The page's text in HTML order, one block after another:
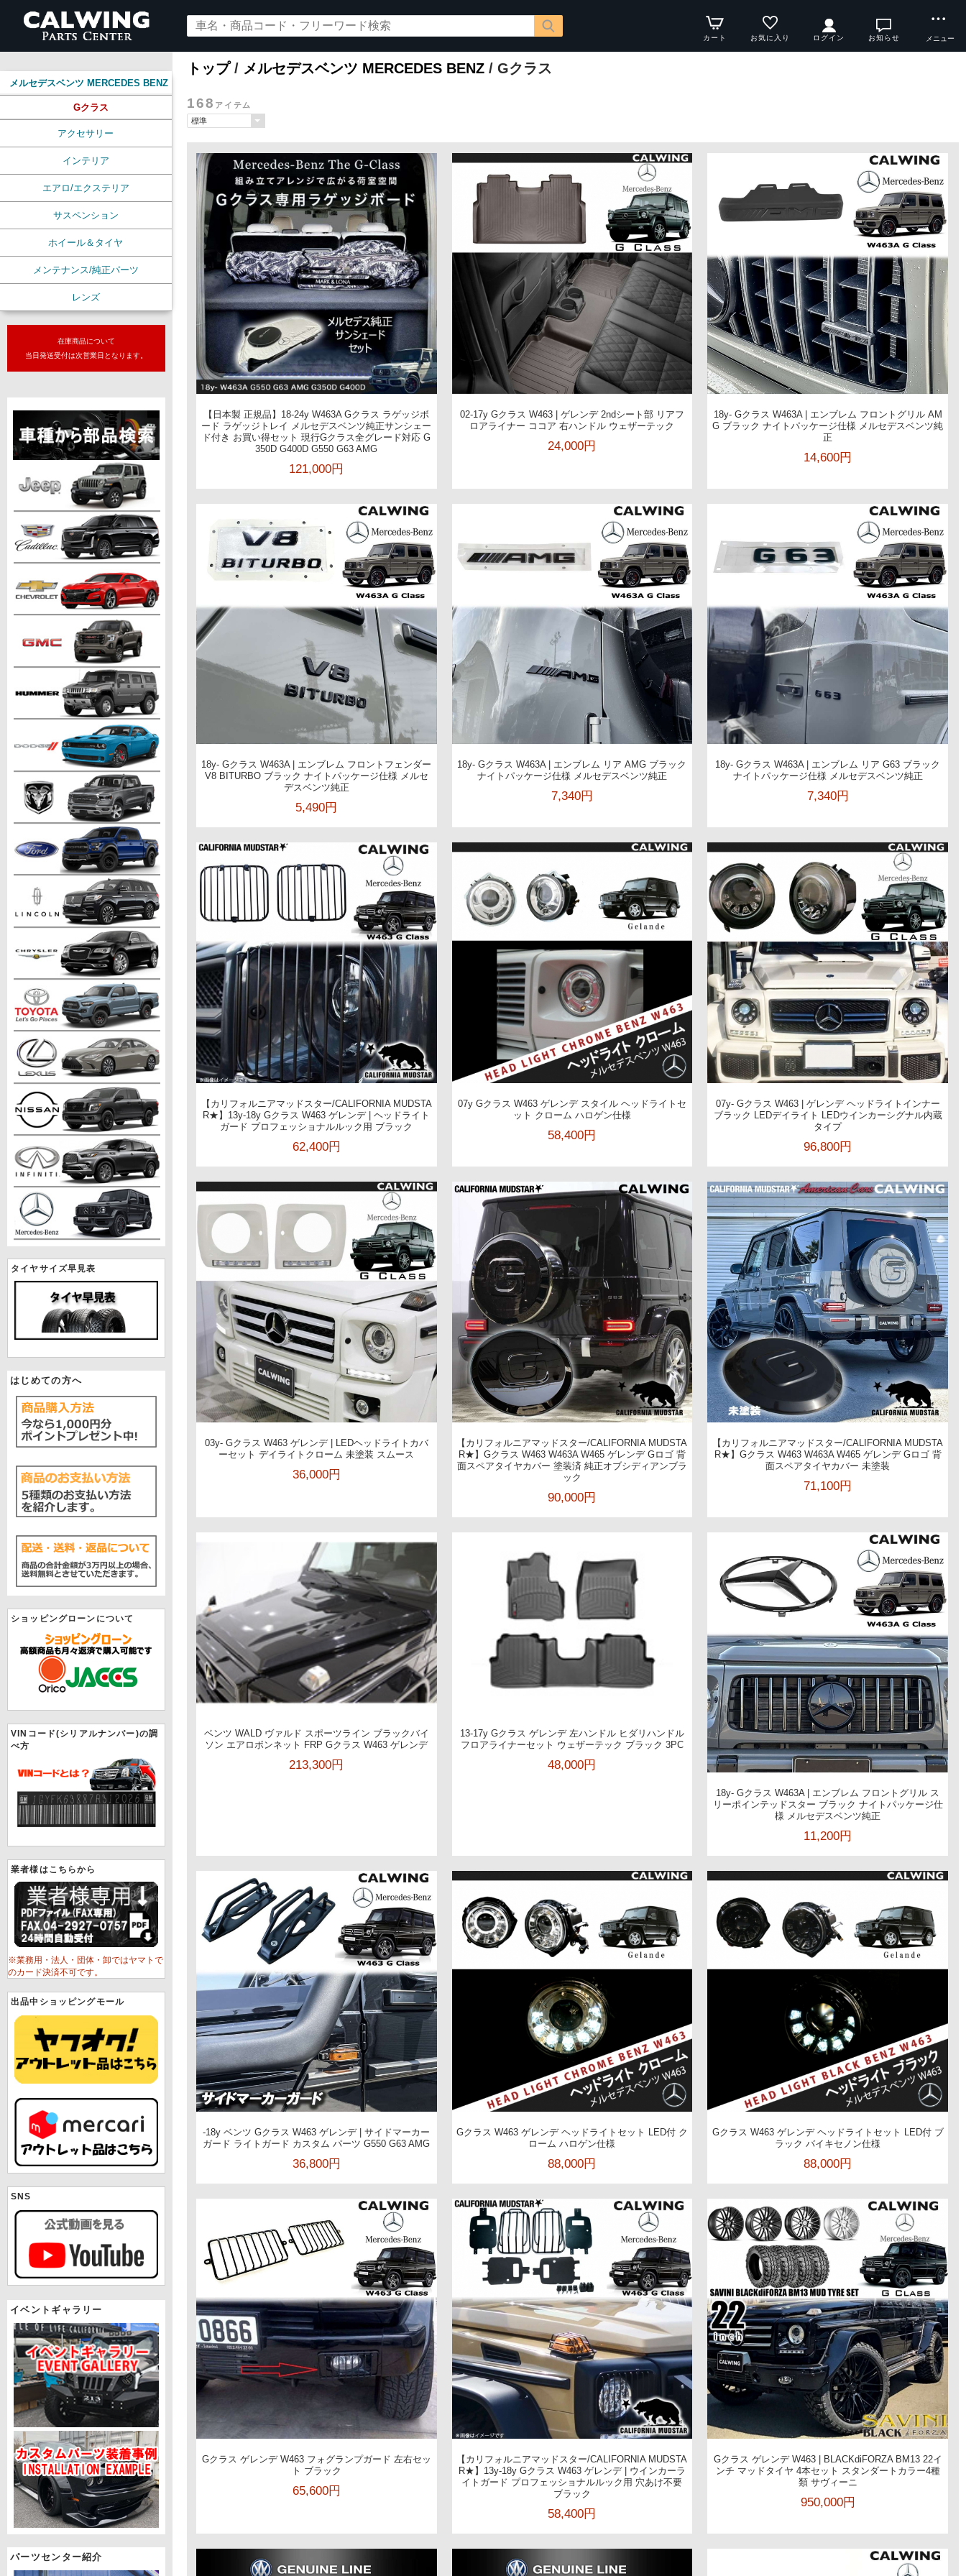
カート お気に入り ログイン お知らせ メニュー
メルセデスベンツ MERCEDES BENZ
Gクラス
アクセサリー
インテリア
エアロ/エクステリア
サスペンション
ホイール＆タイヤ
メンテナンス/純正パーツ
レンズ
在庫商品について
当日発送受付は次営業日となります。
タイヤサイズ早見表
はじめての方へ
ショッピングローンについて
VINコード(シリアルナンバー)の調
べ方
業者様はこちらから
※業務用・法人・団体・卸ではヤマトで
のカード決済不可です。
出品中ショッピングモール
SNS
イベントギャラリー
パーツセンター紹介
トップ/ メルセデスベンツ MERCEDES BENZ / Gクラス
168 アイテム
【日本製 正規品】18-24y W463A Gクラス ラゲッジボ
ード ラゲッジトレイ メルセデスベンツ純正サンシェー
ド付き お買い得セット 現行Gクラス全グレード対応 G
350D G400D G550 G63 AMG
121,000円
02-17y Gクラス W463 | ゲレンデ 2ndシート部 リアフ
ロアライナー ココア 右ハンドル ウェザーテック
24,000円
18y- Gクラス W463A | エンブレム フロントグリル AM
G ブラック ナイトパッケージ仕様 メルセデスベンツ純
正
14,600円
18y- Gクラス W463A | エンブレム フロントフェンダー
V8 BITURBO ブラック ナイトパッケージ仕様 メルセ
デスベンツ純正
5,490円
18y- Gクラス W463A | エンブレム リア AMG ブラック
ナイトパッケージ仕様 メルセデスベンツ純正
7,340円
18y- Gクラス W463A | エンブレム リア G63 ブラック
ナイトパッケージ仕様 メルセデスベンツ純正
7,340円
【カリフォルニアマッドスター/CALIFORNIA MUDSTA
R★】13y-18y Gクラス W463 ゲレンデ | ヘッドライト
ガード プロフェッショナルルック用 ブラック
62,400円
07y Gクラス W463 ゲレンデ スタイル ヘッドライトセ
ット クローム ハロゲン仕様
58,400円
07y- Gクラス W463 | ゲレンデ ヘッドライトインナー
ブラック LEDデイライト LEDウインカーシグナル内蔵
タイプ
96,800円
03y- Gクラス W463 ゲレンデ | LEDヘッドライトカバ
ーセット デイライトクローム 未塗装 スムース
36,000円
【カリフォルニアマッドスター/CALIFORNIA MUDSTA
R★】Gクラス W463 W463A W465 ゲレンデ Gロゴ 背
面スペアタイヤカバー 塗装済 純正オブシディアンブラ
ック
90,000円
【カリフォルニアマッドスター/CALIFORNIA MUDSTA
R★】Gクラス W463 W463A W465 ゲレンデ Gロゴ 背
面スペアタイヤカバー 未塗装
71,100円
ベンツ WALD ヴァルド スポーツライン ブラックバイ
ソン エアロボンネット FRP Gクラス W463 ゲレンデ
213,300円
13-17y Gクラス ゲレンデ 左ハンドル ヒダリハンドル
フロアライナーセット ウェザーテック ブラック 3PC
48,000円
18y- Gクラス W463A | エンブレム フロントグリル ス
リーポインテッドスター ブラック ナイトパッケージ仕
様 メルセデスベンツ純正
11,200円
-18y ベンツ Gクラス W463 ゲレンデ | サイドマーカー
ガード ライトガード カスタム パーツ G550 G63 AMG
36,800円
Gクラス W463 ゲレンデ ヘッドライトセット LED付 ク
ローム ハロゲン仕様
88,000円
Gクラス W463 ゲレンデ ヘッドライトセット LED付 ブ
ラック バイキセノン仕様
88,000円
Gクラス ゲレンデ W463 フォグランプガード 左右セッ
ト ブラック
65,600円
【カリフォルニアマッドスター/CALIFORNIA MUDSTA
R★】13y-18y Gクラス W463 ゲレンデ | ウインカーラ
イトガード プロフェッショナルルック用 穴あけ不要
ブラック
58,400円
Gクラス ゲレンデ W463 | BLACKdiFORZA BM13 22イ
ンチ マッドタイヤ 4本セット スタンダートカラー4種
類 サヴィーニ
950,000円